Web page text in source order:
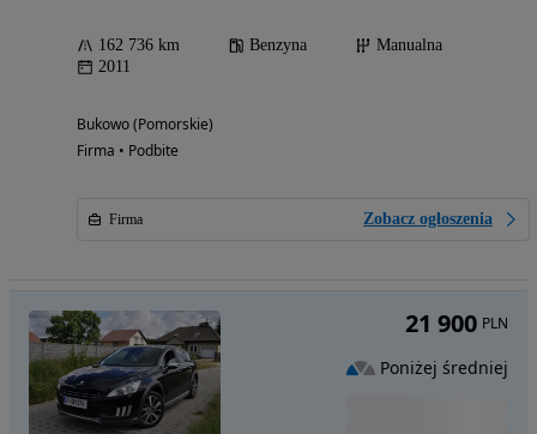
162 736 km Benzyna
Manualna
2011
Bukowo (Pomorskie)
Firma • Podbite
Firma Zobacz ogłoszenia
21 900 PLN
Poniżej średniej